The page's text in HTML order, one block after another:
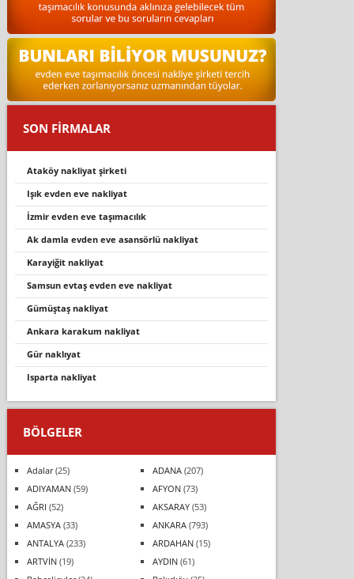
SON FİRMALAR
ataköy nakliyat şirketi
ışık evden eve nakliyat
i̇zmir evden eve taşımacılık
ak damla evden eve asansörlü nakli̇yat
karayi̇ği̇t nakli̇yat
samsun evtaş evden eve nakliyat
gümüştaş nakliyat
ankara karakum nakliyat
gür naklıyat
isparta nakliyat
BÖLGELER
Adalar(25) ADANA(207)
ADIYAMAN(59) AFYON(73)
AĞRI (52) AKSARAY(53)
AMASYA(33) ANKARA(793)
ANTALYA(233) ARDAHAN(15)
ARTVİN(19) AYDIN(61)